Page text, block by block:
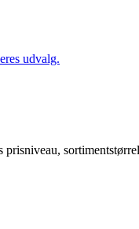
udvalg.